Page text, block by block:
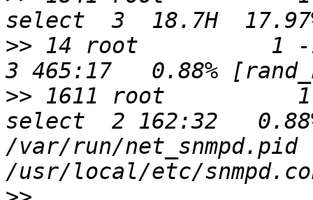
>> 14 root          1 -
>> 1611 root          1
select  2 162:32
/var/run/net_snmpd.pid